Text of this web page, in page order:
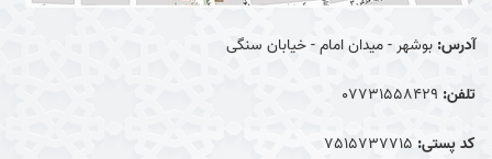
آدرس: بوشهر - میدان امام - خیابان سنگی
تلفن: 07731558429
کد پستی: 7515737715